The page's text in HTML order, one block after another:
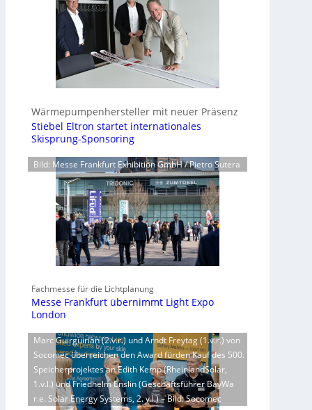
Wärmepumpenhersteller mit neuer Präsenz
Stiebel Eltron startet internationales
Skisprung-Sponsoring
Bild: Messe Frankfurt Exhibition GmbH / Pietro Sutera
Fachmesse für die Lichtplanung
Messe Frankfurt übernimmt Light Expo
London
Marc Guirguirian (2.v.r.) und Arndt Freytag (1.v.r.) von
Socomec überreichen den Award fürden Kauf des 500.
Speicherprojektes an Edith Kemp (RheinlandSolar,
1.v.l.) und Friedhelm Enslin (Geschäftsführer BayWa
r.e. Solar Energy Systems, 2. v.l.) – Bild: Socomec